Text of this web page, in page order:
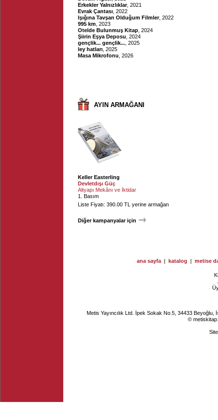
Erkekler Yalnızlıklar, 2021
Evrak Çantası , 2022
Işığına Tavşan Olduğum Filmler, 2022
995 km , 2023
Otelde Bulunmuş Kitap , 2024
Şiirin Eşya Deposu , 2024
gençlik... gençlik... , 2025
ley hatları , 2025
Masa Mikrofonu , 2026
AYIN ARMAĞANI
Keller Easterling
Devletdışı Güç
Altyapı Mekânı ve İktidar
1. Basım
Liste Fiyatı: 390.00 TL yerine armağan
Diğer kampanyalar için
ana sayfa | katalog | metise
Metis Yayıncılık Ltd. İpek Sokak No.5, 34433
©